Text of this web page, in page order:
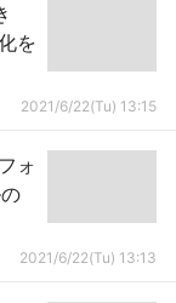
を
2021/6/22(Tu) 13:15
ォ
2021/6/22(Tu) 13:13